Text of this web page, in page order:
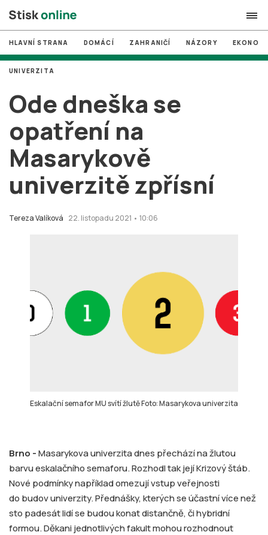
search
# MUNI
# Brno
# volby
login PŘIHLÁSIT SE
Zapomněli jste heslo?
HLAVNÍ STRANA DOMÁCÍ ZAHRANIČÍ NÁZORY
Ode dneška se
opatření na
Masarykově
univerzitě zpřísní
Tereza Valíková 22. listopadu 2021 • 10:06
UNIVERZITA
Eskalační semafor MU svítí žlutě Foto: Masarykova univerzita
Brno -Masarykova univerzita dnes přechází na žlutou
barvu eskalačního semaforu. Rozhodl tak její Krizový štáb.
Nové podmínky například omezují vstup veřejnosti
do budov univerzity. Přednášky, kterých se účastní více než
sto padesát lidí se budou konat distančně, či hybridní
formou. Děkani jednotlivých fakult mohou rozhodnout